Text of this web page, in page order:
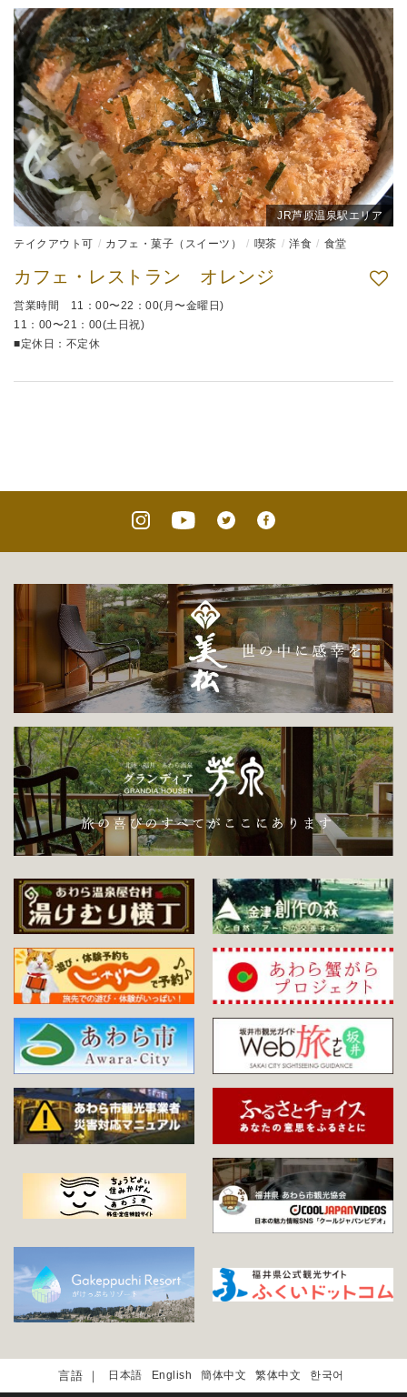
JR芦原温泉駅エリア
テイクアウト可 カフェ・菓子（スイーツ） 喫茶 洋食 食堂
カフェ・レストラン オレンジ
営業時間 11：00〜22：00(月〜金曜日)
11：00〜21：00(土日祝)
■定休日：不定休
日本語 English 簡体中文 繁体中文 한국어